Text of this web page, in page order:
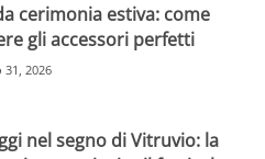
cerimonia estiva: come
gli accessori perfetti
31, 2026
nel segno di Vitruvio: la